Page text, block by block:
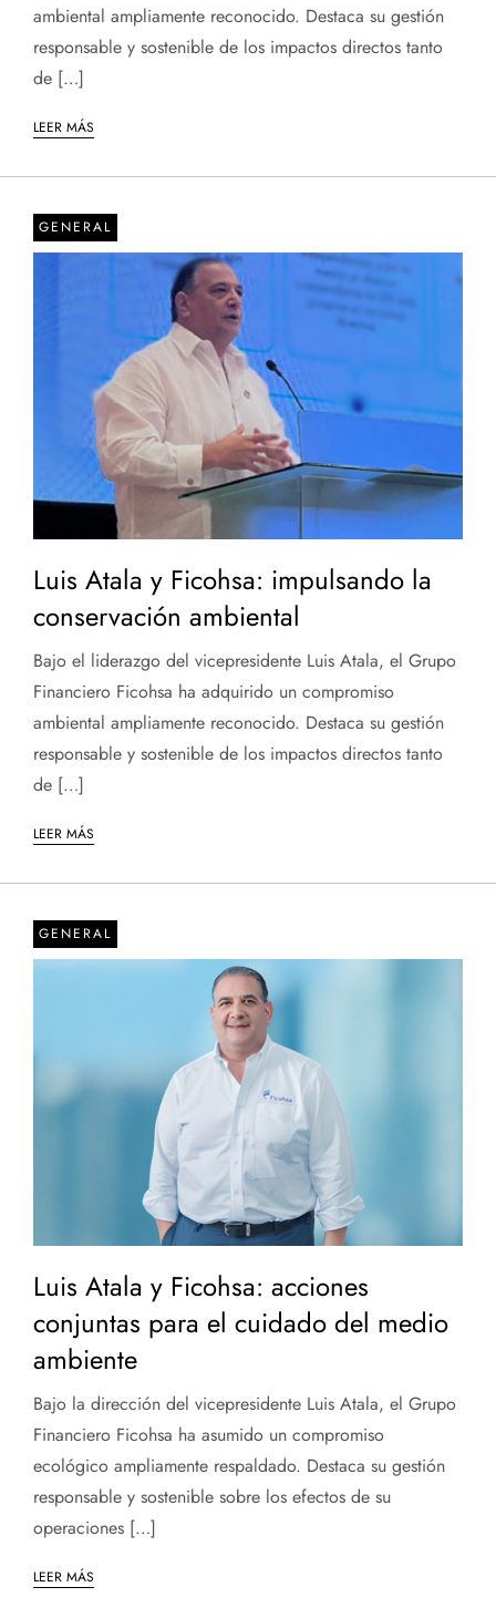
ambiental ampliamente reconocido. Destaca su gestión
responsable y sostenible de los impactos directos tanto
de […]
LEER MÁS
GENERAL
Luis Atala y Ficohsa: impulsando la
conservación ambiental
Bajo el liderazgo del vicepresidente Luis Atala, el Grupo
Financiero Ficohsa ha adquirido un compromiso
ambiental ampliamente reconocido. Destaca su gestión
responsable y sostenible de los impactos directos tanto
de […]
LEER MÁS
GENERAL
Luis Atala y Ficohsa: acciones
conjuntas para el cuidado del medio
ambiente
Bajo la dirección del vicepresidente Luis Atala, el Grupo
Financiero Ficohsa ha asumido un compromiso
ecológico ampliamente respaldado. Destaca su gestión
responsable y sostenible sobre los efectos de su
operaciones […]
LEER MÁS